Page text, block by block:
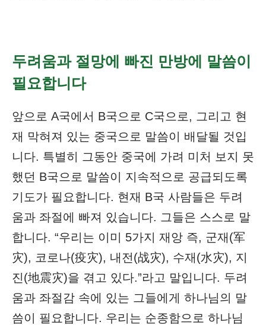
두려움과 절망에 빠진 만방에 말씀이
필요합니다
앞으로 A국에서 B국으로 C국으로, 그리고 현
재 막혀져 있는 중국으로 말씀이 배달될 것입
니다. 특별히 그동안 중국에 가려 미처 보지 못
했던 B국으로 말씀이 지속적으로 공급되도록
기도가 필요합니다. 현재 B국 사람들은 두려
움과 좌절에 빠져 있습니다. 그들은 스스로 말
합니다. “우리는 이미 5가지 재앙 즉, 군재(军
灾), 코로나(疫灾), 내전(战灾), 수재(水灾), 지
진(地震灾)을 겪고 있다.”라고 말입니다. 두려
움과 좌절감 속에 있는 그들에게 하나님의 말
씀이 필요합니다. 우리는 순종함으로 하나님